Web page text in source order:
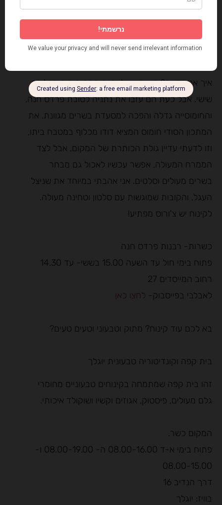
פייסבוק-לחצו כאן
שנעצור לאכול משהו?
איך אני יודעת? כי אבא שלי קנה מהם חומוס בכל יום
שישי. אבל כעת הם עזבו את נתניה לטובת פרדס חנה,
והחומוסייה גדלה והפכה למסעדת בשרים מגוונת. את
המתכון הסודי חומוס המציא דודו מכלוף במטבח ביתו,
וזו לדעתי עדיין גולת הכותרת של המקום, אבל לצד
הממרח המעולה, אפשר עכשיו לאכול גם מבחר
בשרים מעולים וסלטים. אני אהבתי במיוחד את שניצל
העגל, והקובות שמוגשות עם סלטון וטחינה מעולה.
לקינוח יש צ'ורוס מפתיע!
כשרות- רבנות פרדס חנה
פתוח בימי חול עד השעה 15.00 בששי- עד 14.30
רחוב המייסדים 27
לאבלבי בפייסבוק- לחצו כאן
בא לכם עוד קינוח? מתוק וטבעוני וטעים טעים?
בית קפה וקונדיטוריה טבעונית יוגלך
זהו בית קפה שמתמחה בקינוחים טבעוניים מחומרי
גלם מעולים, פיסטוק, אגוזים וקשיו ושוקולד איכותי.
המקום כשר.
פתוח בימי א-ד 08.00-16.00 ה- 08.00-19.00 ו-
08.00-15.00
דרך הנדיב 16
בוויז: יוגלך